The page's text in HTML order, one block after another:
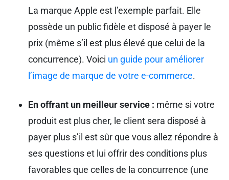
La marque Apple est l’exemple parfait. Elle
possède un public fidèle et disposé à payer le
prix (même s’il est plus élevé que celui de la
concurrence). Voici un guide pour améliorer
l’image de marque de votre e-commerce.
En offrant un meilleur service : même si votre
produit est plus cher, le client sera disposé à
payer plus s’il est sûr que vous allez répondre à
ses questions et lui offrir des conditions plus
favorables que celles de la concurrence (une